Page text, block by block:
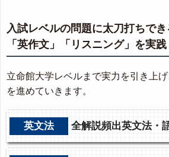
入試レベルの問題に太刀打ちで
「英作文」「リスニング」を実践
立命館大学レベルまで実力を引き上
を進めていきます。
英文法 全解説頻出英文法・